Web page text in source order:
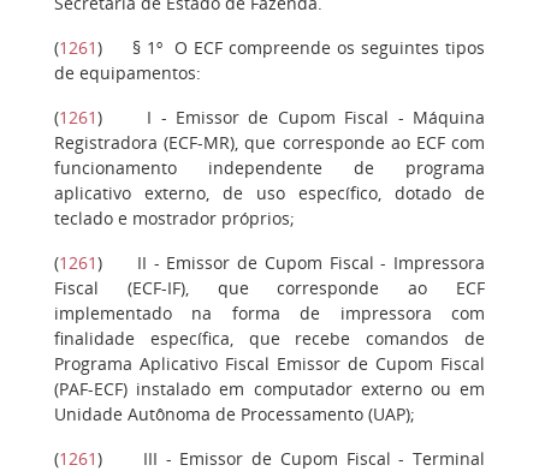
(1261) § 1º O ECF compreende os seguintes tipos
de equipamentos:
(1261) I - Emissor de Cupom Fiscal - Máquina
Registradora (ECF-MR), que corresponde ao ECF com
funcionamento independente de programa
aplicativo externo, de uso específico, dotado de
teclado e mostrador próprios;
(1261) II - Emissor de Cupom Fiscal - Impressora
Fiscal (ECF-IF), que corresponde ao ECF
implementado na forma de impressora com
finalidade específica, que recebe comandos de
Programa Aplicativo Fiscal Emissor de Cupom Fiscal
(PAF-ECF) instalado em computador externo ou em
Unidade Autônoma de Processamento (UAP);
(1261) III - Emissor de Cupom Fiscal - Terminal